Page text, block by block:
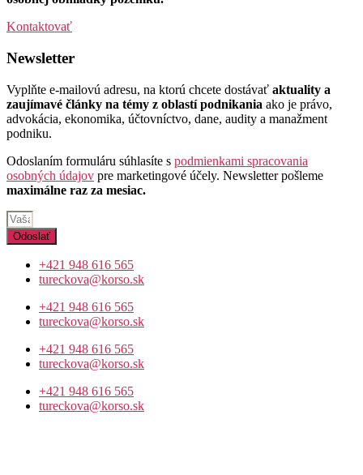
Kontaktovať
Newsletter
Vyplňte e-mailovú adresu, na ktorú chcete dostávať aktuality a
zaujímavé články na témy z oblastí podnikania ako je právo,
advokácia, ekonomika, účtovníctvo, dane, audity a manažment
podniku.
Odoslaním formuláru súhlasíte s podmienkami spracovania
osobných údajov pre marketingové účely. Newsletter pošleme
maximálne raz za mesiac.
Odoslať
+421 948 616 565
tureckova@korso.sk
+421 948 616 565
tureckova@korso.sk
+421 948 616 565
tureckova@korso.sk
+421 948 616 565
tureckova@korso.sk